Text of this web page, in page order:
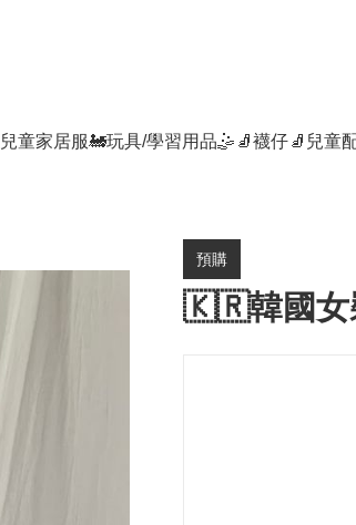
兒童家居服🚂玩具/學習用品🤹 🧦襪仔🧦 兒童
預購
🇰🇷韓國女